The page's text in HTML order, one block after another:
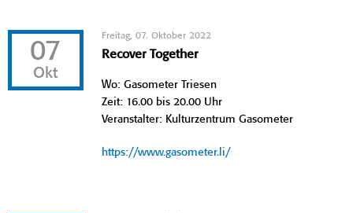
07
Okt
Freitag, 07. Oktober 2022
Recover Together
Wo: Gasometer Triesen
Zeit: 16.00 bis 20.00 Uhr
Veranstalter: Kulturzentrum Gasometer
https://www.gasometer.li/